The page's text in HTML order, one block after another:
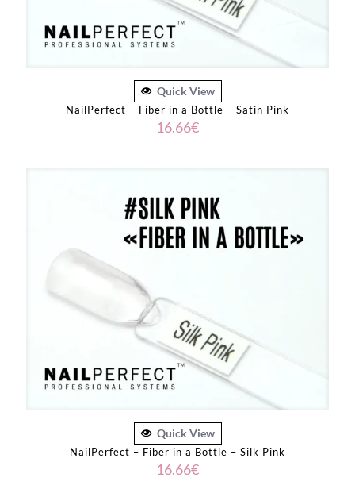
Quick View
NailPerfect – Fiber in a Bottle – Satin Pink
16.66€
Quick View
NailPerfect – Fiber in a Bottle – Silk Pink
16.66€